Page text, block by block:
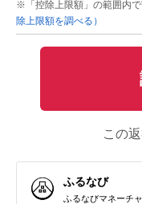
※「控除上限額」の範囲内
除上限額を調べる）
この
ふるなび
ふるなびマネーチ